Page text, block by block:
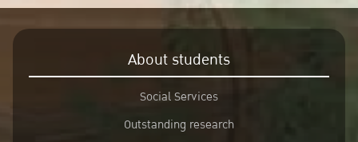
About students
Social Services
Outstanding research